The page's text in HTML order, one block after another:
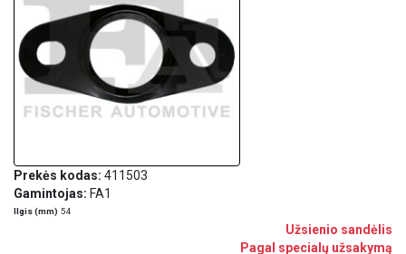
Prekės kodas: 411503
Gamintojas: FA1
Ilgis (mm) 54
Užsienio sandėlis
Pagal specialų užsakymą